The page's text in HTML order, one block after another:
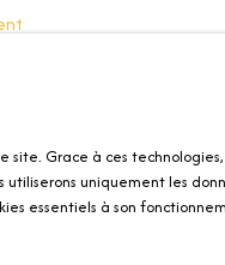
Grace à ces
uniquement les
essentiels à son